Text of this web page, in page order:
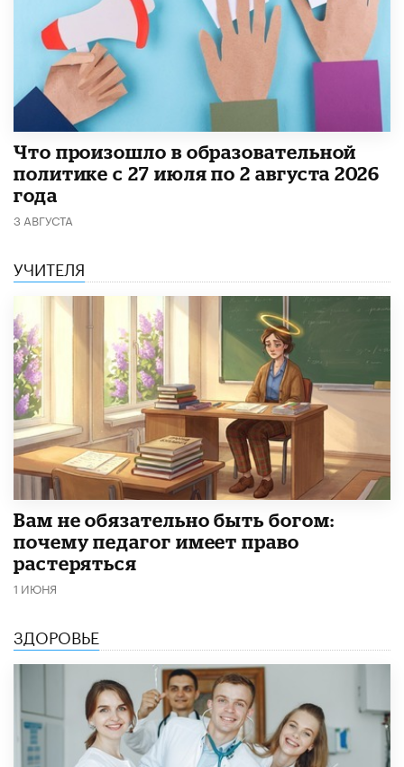
​Что произошло в образовательной
политике с 27 июля по 2 августа 2026
года
3 АВГУСТА
УЧИТЕЛЯ
​Вам не обязательно быть богом:
почему педагог имеет право
растеряться
1 ИЮНЯ
ЗДОРОВЬЕ